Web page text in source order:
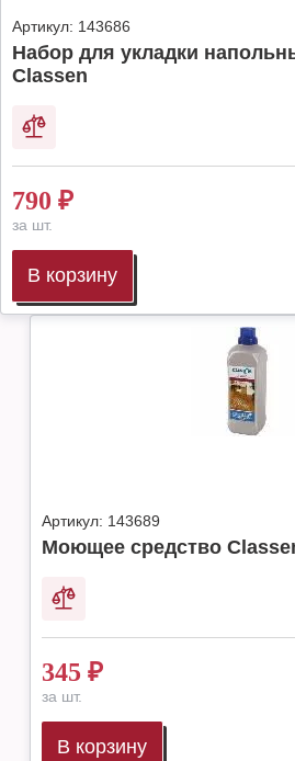
Артикул: 143686
Набор для укладки
Classen
790 ₽
за шт.
В корзину
Артикул: 143689
Моющее средство
345 ₽
за шт.
В корзину